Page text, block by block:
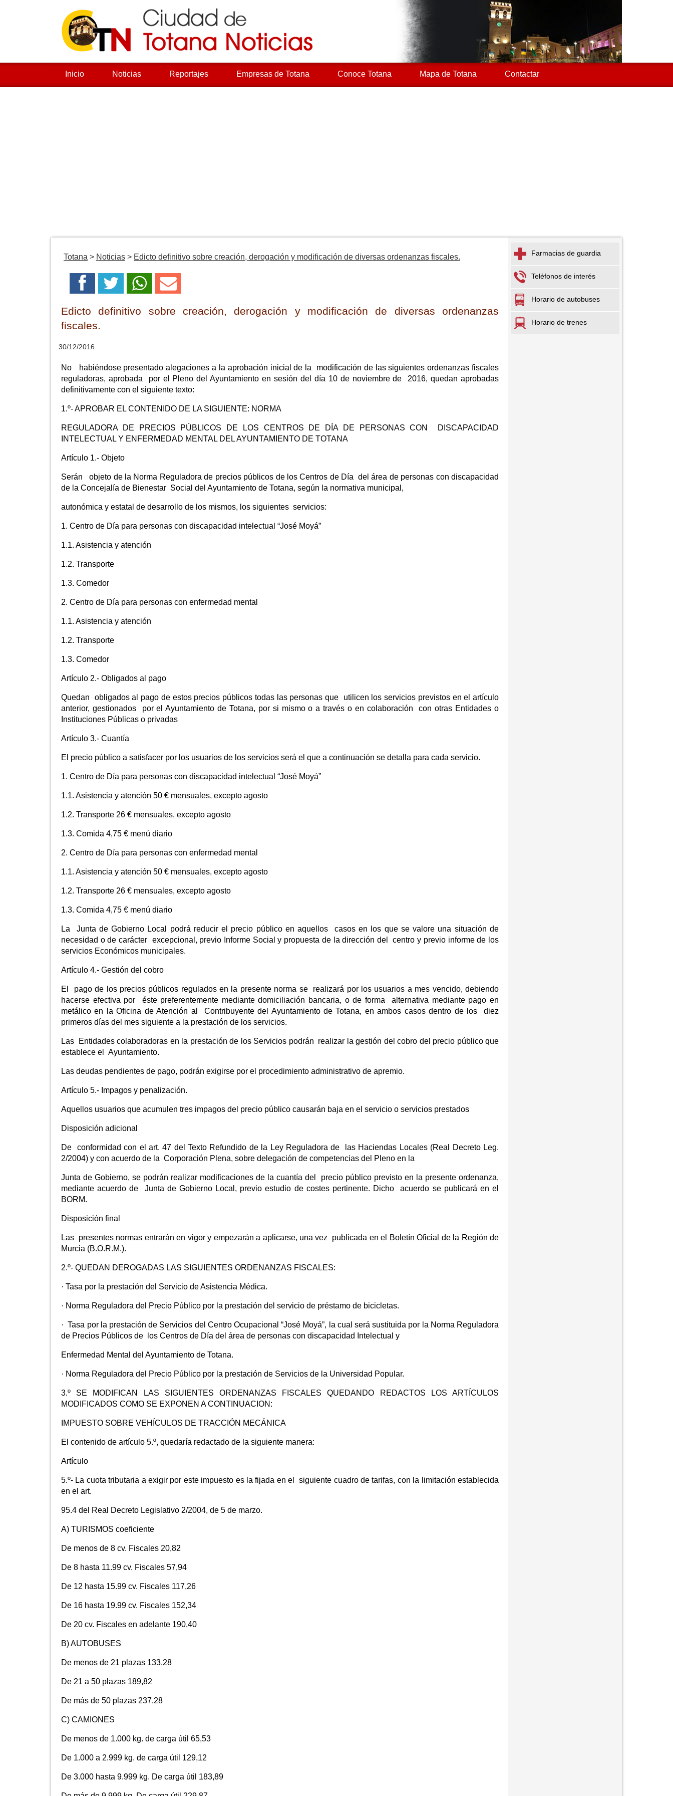
Inicio Noticias Reportajes Empresas de Totana Conoce Totana Mapa de Totana Contactar
Totana > Noticias > Edicto definitivo sobre creación, derogación y modificación de diversas ordenanzas fiscales.
Edicto definitivo sobre creación, derogación y modificación de diversas ordenanzas
fiscales.
30/12/2016
No habiéndose presentado alegaciones a la aprobación inicial de la modificación de las siguientes ordenanzas fiscales
reguladoras, aprobada por el Pleno del Ayuntamiento en sesión del día 10 de noviembre de 2016, quedan aprobadas
definitivamente con el siguiente texto:
1.º- APROBAR EL CONTENIDO DE LA SIGUIENTE: NORMA
REGULADORA DE PRECIOS PÚBLICOS DE LOS CENTROS DE DÍA DE PERSONAS CON DISCAPACIDAD
INTELECTUAL Y ENFERMEDAD MENTAL DEL AYUNTAMIENTO DE TOTANA
Artículo 1.- Objeto
Serán objeto de la Norma Reguladora de precios públicos de los Centros de Día del área de personas con discapacidad
de la Concejalía de Bienestar Social del Ayuntamiento de Totana, según la normativa municipal,
autonómica y estatal de desarrollo de los mismos, los siguientes servicios:
1. Centro de Día para personas con discapacidad intelectual “José Moyá”
1.1. Asistencia y atención
1.2. Transporte
1.3. Comedor
2. Centro de Día para personas con enfermedad mental
1.1. Asistencia y atención
1.2. Transporte
1.3. Comedor
Artículo 2.- Obligados al pago
Quedan obligados al pago de estos precios públicos todas las personas que utilicen los servicios previstos en el artículo
anterior, gestionados por el Ayuntamiento de Totana, por si mismo o a través o en colaboración con otras Entidades o
Instituciones Públicas o privadas
Artículo 3.- Cuantía
El precio público a satisfacer por los usuarios de los servicios será el que a continuación se detalla para cada servicio.
1. Centro de Día para personas con discapacidad intelectual “José Moyá”
1.1. Asistencia y atención 50 € mensuales, excepto agosto
1.2. Transporte 26 € mensuales, excepto agosto
1.3. Comida 4,75 € menú diario
2. Centro de Día para personas con enfermedad mental
1.1. Asistencia y atención 50 € mensuales, excepto agosto
1.2. Transporte 26 € mensuales, excepto agosto
1.3. Comida 4,75 € menú diario
La Junta de Gobierno Local podrá reducir el precio público en aquellos casos en los que se valore una situación de
necesidad o de carácter excepcional, previo Informe Social y propuesta de la dirección del centro y previo informe de los
servicios Económicos municipales.
Artículo 4.- Gestión del cobro
El pago de los precios públicos regulados en la presente norma se realizará por los usuarios a mes vencido, debiendo
hacerse efectiva por éste preferentemente mediante domiciliación bancaria, o de forma alternativa mediante pago en
metálico en la Oficina de Atención al Contribuyente del Ayuntamiento de Totana, en ambos casos dentro de los diez
primeros días del mes siguiente a la prestación de los servicios.
Las Entidades colaboradoras en la prestación de los Servicios podrán realizar la gestión del cobro del precio público que
establece el Ayuntamiento.
Las deudas pendientes de pago, podrán exigirse por el procedimiento administrativo de apremio.
Artículo 5.- Impagos y penalización.
Aquellos usuarios que acumulen tres impagos del precio público causarán baja en el servicio o servicios prestados
Disposición adicional
De conformidad con el art. 47 del Texto Refundido de la Ley Reguladora de las Haciendas Locales (Real Decreto Leg.
2/2004) y con acuerdo de la Corporación Plena, sobre delegación de competencias del Pleno en la
Junta de Gobierno, se podrán realizar modificaciones de la cuantía del precio público previsto en la presente ordenanza,
mediante acuerdo de Junta de Gobierno Local, previo estudio de costes pertinente. Dicho acuerdo se publicará en el
BORM.
Disposición final
Las presentes normas entrarán en vigor y empezarán a aplicarse, una vez publicada en el Boletín Oficial de la Región de
Murcia (B.O.R.M.).
2.º- QUEDAN DEROGADAS LAS SIGUIENTES ORDENANZAS FISCALES:
· Tasa por la prestación del Servicio de Asistencia Médica.
· Norma Reguladora del Precio Público por la prestación del servicio de préstamo de bicicletas.
· Tasa por la prestación de Servicios del Centro Ocupacional “José Moyá”, la cual será sustituida por la Norma Reguladora
de Precios Públicos de los Centros de Día del área de personas con discapacidad Intelectual y
Enfermedad Mental del Ayuntamiento de Totana.
· Norma Reguladora del Precio Público por la prestación de Servicios de la Universidad Popular.
3.º SE MODIFICAN LAS SIGUIENTES ORDENANZAS FISCALES QUEDANDO REDACTOS LOS ARTÍCULOS
MODIFICADOS COMO SE EXPONEN A CONTINUACION:
IMPUESTO SOBRE VEHÍCULOS DE TRACCIÓN MECÁNICA
El contenido de artículo 5.º, quedaría redactado de la siguiente manera:
Artículo
5.º- La cuota tributaria a exigir por este impuesto es la fijada en el siguiente cuadro de tarifas, con la limitación establecida
en el art.
95.4 del Real Decreto Legislativo 2/2004, de 5 de marzo.
A) TURISMOS coeficiente
De menos de 8 cv. Fiscales 20,82
De 8 hasta 11.99 cv. Fiscales 57,94
De 12 hasta 15.99 cv. Fiscales 117,26
De 16 hasta 19.99 cv. Fiscales 152,34
De 20 cv. Fiscales en adelante 190,40
B) AUTOBUSES
De menos de 21 plazas 133,28
De 21 a 50 plazas 189,82
De más de 50 plazas 237,28
C) CAMIONES
De menos de 1.000 kg. de carga útil 65,53
De 1.000 a 2.999 kg. de carga útil 129,12
De 3.000 hasta 9.999 kg. De carga útil 183,89
Farmacias de guardia
Teléfonos de interés
Horario de autobuses
Horario de trenes